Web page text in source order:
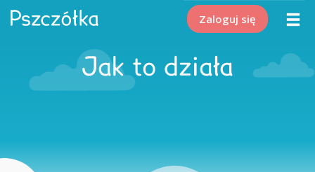
Zaloguj się
Jak to działa